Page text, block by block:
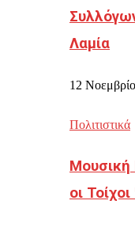
Λαμία
12
Πολιτιστικά
οι